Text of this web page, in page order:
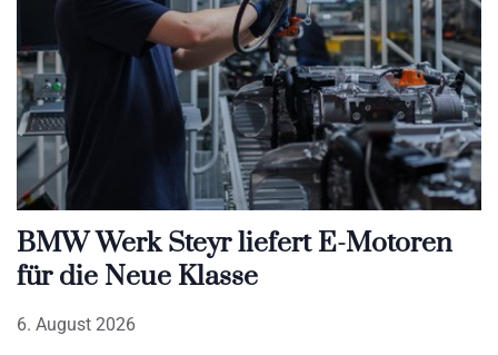
BMW Werk Steyr liefert E-Motoren
für die Neue Klasse
6. August 2026